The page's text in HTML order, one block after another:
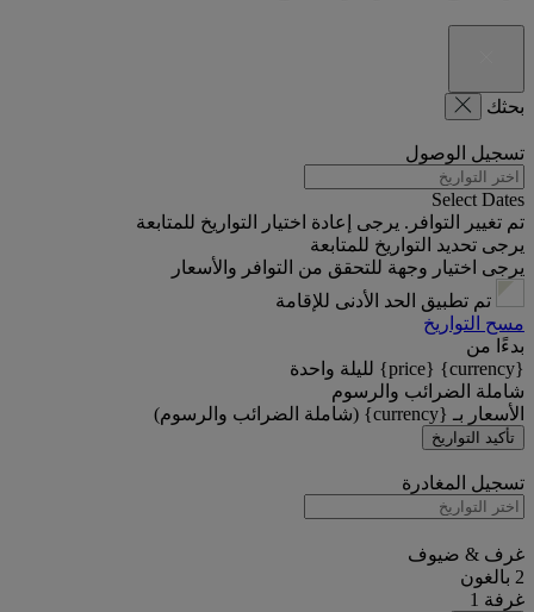
بحثك
تسجيل الوصول
Select Dates
تم تغيير التوافر. يرجى إعادة اختيار التواريخ للمتابعة
يرجى تحديد التواريخ للمتابعة
يرجى اختيار وجهة للتحقق من التوافر والأسعار
تم تطبيق الحد الأدنى للإقامة
مسح التواريخ
بدءًا من
{currency} {price} لليلة واحدة
شاملة الضرائب والرسوم
الأسعار بـ {currency} (شاملة الضرائب والرسوم)
تأكيد التواريخ
تسجيل المغادرة
غرف & ضيوف
2 بالغون
غرفة 1